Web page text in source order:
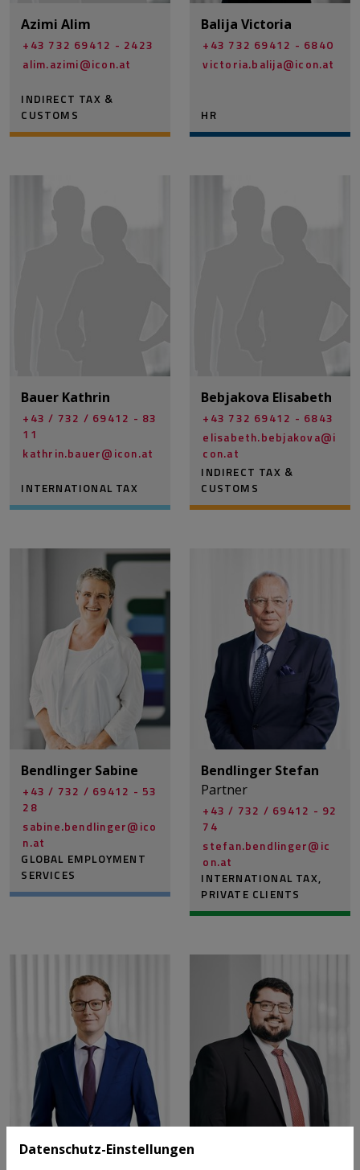
Azimi Alim
+43 732 69412 - 2423
alim.azimi@­icon.at
INDIRECT TAX &
CUSTOMS
Balija Victoria
+43 732 69412 - 6840
victoria.balija@­icon.at
HR
Bauer Kathrin
+43 / 732 / 69412 - 83
11
kathrin.bauer@­icon.at
INTERNATIONAL TAX
Bebjakova Elisabeth
+43 732 69412 - 6843
elisabeth.bebjakova@­i
con.at
INDIRECT TAX &
CUSTOMS
Bendlinger Sabine
+43 / 732 / 69412 - 53
28
sabine.bendlinger@­ico
n.at
GLOBAL EMPLOYMENT
SERVICES
Bendlinger Stefan
Partner
+43 / 732 / 69412 - 92
74
stefan.bendlinger@­ic
on.at
INTERNATIONAL TAX,
PRIVATE CLIENTS
Datenschutz-Einstellungen